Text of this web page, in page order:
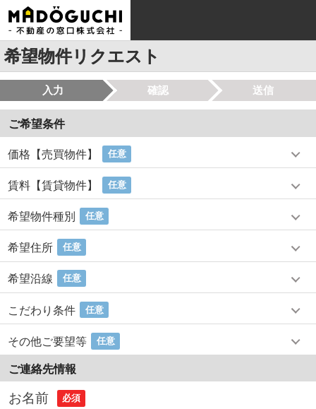
希望物件リクエスト
入力 確認 送信
ご希望条件
価格【売買物件】 任意
賃料【賃貸物件】 任意
希望物件種別 任意
希望住所 任意
希望沿線 任意
こだわり条件 任意
その他ご要望等 任意
ご連絡先情報
お名前 必須